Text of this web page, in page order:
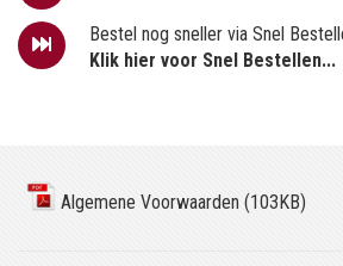
Bestel nog sneller via Snel
Klik hier voor Snel Bestellen...
Algemene Voorwaarden (103KB)